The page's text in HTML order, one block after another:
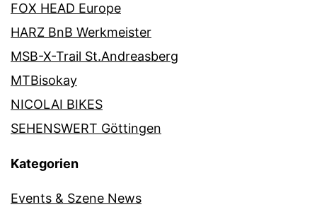
FOX HEAD Europe
HARZ BnB Werkmeister
MSB-X-Trail St.Andreasberg
MTBisokay
NICOLAI BIKES
SEHENSWERT Göttingen
Kategorien
Events & Szene News